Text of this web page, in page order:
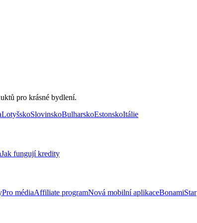
pro krásné bydlení.
LotyšskoSlovinskoBulharskoEstonskoItálie
Jak fungují kredity
Pro médiaAffiliate programNová mobilní aplikaceBonamiStar